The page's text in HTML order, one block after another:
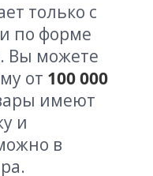
только с
по форме
Вы можете
от 100 000
имеют
и
в